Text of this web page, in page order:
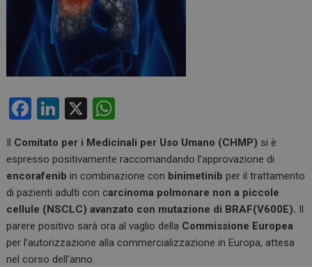
F
ce
b
o
o
k
Li
ke
dI
n
X
at
s
A
p
p
Comitato per i Medicinali per Uso Umano (CHMP) si è
espresso positivamente raccomandando l’approvazione di
encorafenib in combinazione con binimetinib per il trattamento
di pazienti adulti con carcinoma polmonare non a piccole
cellule (NSCLC) avanzato con mutazione di BRAF(V600E).
parere positivo sarà ora al vaglio della Commissione Europea
per l’autorizzazione alla commercializzazione in Europa, attesa
nel corso dell’anno.